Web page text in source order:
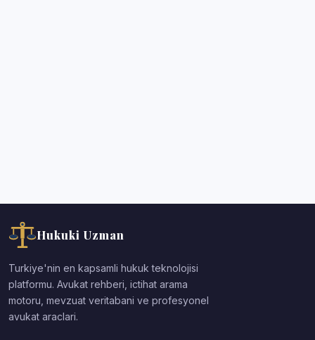
Hukuki Uzman
Turkiye'nin en kapsamli hukuk teknolojisi
platformu. Avukat rehberi, ictihat arama
motoru, mevzuat veritabani ve profesyonel
avukat araclari.